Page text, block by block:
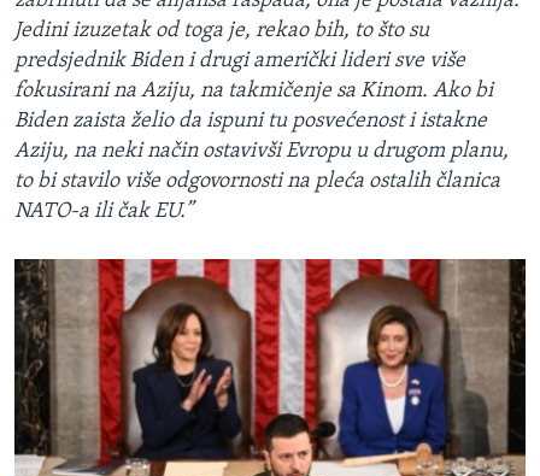
Jedini izuzetak od toga je, rekao bih, to što su
predsjednik Biden i drugi američki lideri sve više
fokusirani na Aziju, na takmičenje sa Kinom. Ako bi
Biden zaista želio da ispuni tu posvećenost i istakne
Aziju, na neki način ostavivši Evropu u drugom planu,
to bi stavilo više odgovornosti na pleća ostalih članica
NATO-a ili čak EU.”